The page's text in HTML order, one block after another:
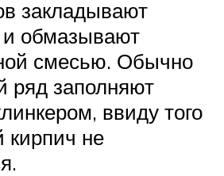
закладывают
обмазывают
смесью. Обычно
ряд заполняют
ввиду того
кирпич не